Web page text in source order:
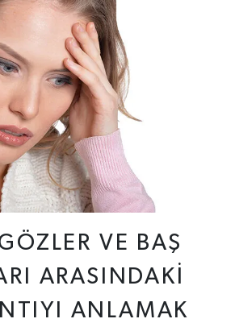
VE BAŞ
ARASINDAKI
ANLAMAK